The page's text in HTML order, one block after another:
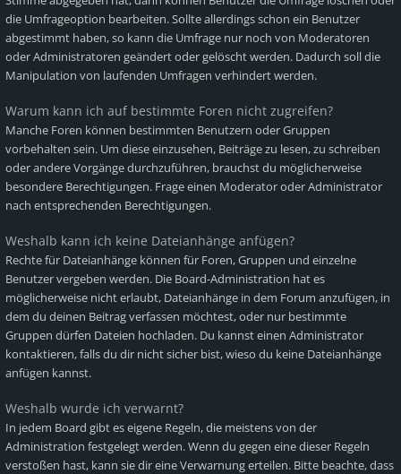
die Umfrageoption bearbeiten. Sollte allerdings schon ein Benutzer
abgestimmt haben, so kann die Umfrage nur noch von Moderatoren
oder Administratoren geändert oder gelöscht werden. Dadurch soll die
Manipulation von laufenden Umfragen verhindert werden.
Warum kann ich auf bestimmte Foren nicht zugreifen?
Manche Foren können bestimmten Benutzern oder Gruppen
vorbehalten sein. Um diese einzusehen, Beiträge zu lesen, zu schreiben
oder andere Vorgänge durchzuführen, brauchst du möglicherweise
besondere Berechtigungen. Frage einen Moderator oder Administrator
nach entsprechenden Berechtigungen.
Weshalb kann ich keine Dateianhänge anfügen?
Rechte für Dateianhänge können für Foren, Gruppen und einzelne
Benutzer vergeben werden. Die Board-Administration hat es
möglicherweise nicht erlaubt, Dateianhänge in dem Forum anzufügen, in
dem du deinen Beitrag verfassen möchtest, oder nur bestimmte
Gruppen dürfen Dateien hochladen. Du kannst einen Administrator
kontaktieren, falls du dir nicht sicher bist, wieso du keine Dateianhänge
anfügen kannst.
Weshalb wurde ich verwarnt?
In jedem Board gibt es eigene Regeln, die meistens von der
Administration festgelegt werden. Wenn du gegen eine dieser Regeln
verstoßen hast, kann sie dir eine Verwarnung erteilen. Bitte beachte, dass